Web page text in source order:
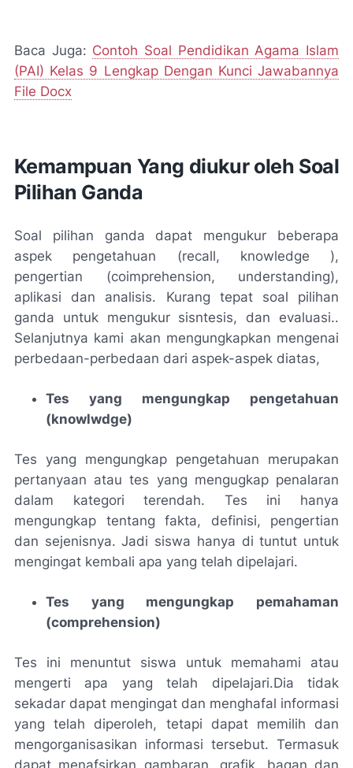
Baca Juga: Contoh Soal Pendidikan Agama Islam
(PAI) Kelas 9 Lengkap Dengan Kunci Jawabannya
File Docx
Kemampuan Yang diukur oleh Soal
Pilihan Ganda
Soal pilihan ganda dapat mengukur beberapa
aspek pengetahuan (recall, knowledge ),
pengertian (coimprehension, understanding),
aplikasi dan analisis. Kurang tepat soal pilihan
ganda untuk mengukur sisntesis, dan evaluasi..
Selanjutnya kami akan mengungkapkan mengenai
perbedaan-perbedaan dari aspek-aspek diatas,
Tes yang mengungkap pengetahuan
(knowlwdge)
Tes yang mengungkap pengetahuan merupakan
pertanyaan atau tes yang mengugkap penalaran
dalam kategori terendah. Tes ini hanya
mengungkap tentang fakta, definisi, pengertian
dan sejenisnya. Jadi siswa hanya di tuntut untuk
mengingat kembali apa yang telah dipelajari.
Tes yang mengungkap pemahaman
(comprehension)
Tes ini menuntut siswa untuk memahami atau
mengerti apa yang telah dipelajari.Dia tidak
sekadar dapat mengingat dan menghafal informasi
yang telah diperoleh, tetapi dapat memilih dan
mengorganisasikan informasi tersebut. Termasuk
dapat menafsirkan gambaran, grafik, bagan dan